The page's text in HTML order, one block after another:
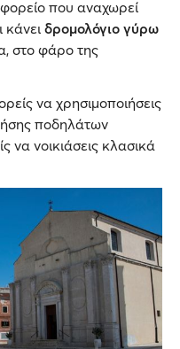
που αναχωρεί
δρομολόγιο γύρω
στο φάρο της
να χρησιμοποιήσεις
ποδηλάτων
να νοικιάσεις κλασικά